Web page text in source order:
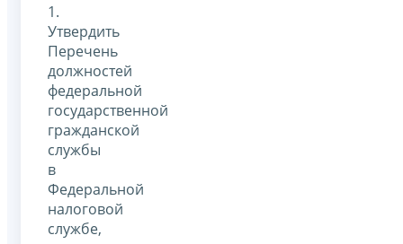
1.
Утвердить
Перечень
должностей
федеральной
государственной
гражданской
службы
в
Федеральной
налоговой
службе,